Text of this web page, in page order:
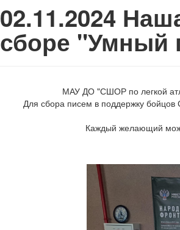
02.11.2024
сборе "Умный
МАУ ДО "СШОР по легкой
Для сбора писем в поддержку
Каждый желающий